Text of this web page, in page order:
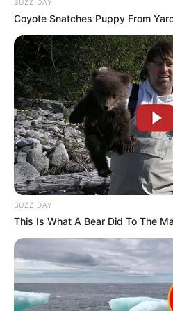
BUZZ DAY
Coyote Snatches Puppy From
BUZZ DAY
This Is What A Bear Did To The